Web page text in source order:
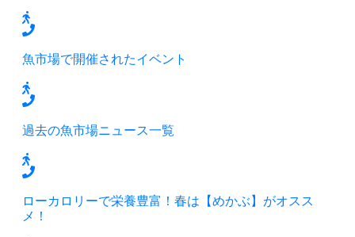
魚市場で開催されたイベント
過去の魚市場ニュース一覧
ローカロリーで栄養豊富！春は【めかぶ】がオスス
メ！